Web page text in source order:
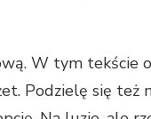
W tym tekście
Podzielę się też